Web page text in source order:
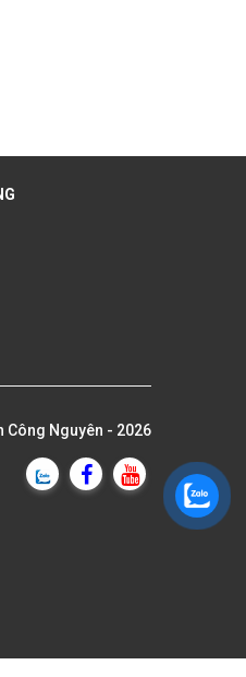
Công Nguyên - 2026